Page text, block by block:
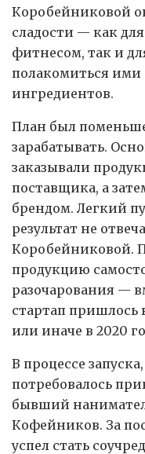
Коробейниковой
сладости — как
фитнесом, так и
полакомиться ими
ингредиентов.
План был
зарабатывать.
заказывали
поставщика, а
брендом. Легкий
результат не
Коробейниковой.
продукцию
разочарования —
стартап пришлось
или иначе в 2020
В процессе
потребовалось
бывший
Кофейников. За
успел стать